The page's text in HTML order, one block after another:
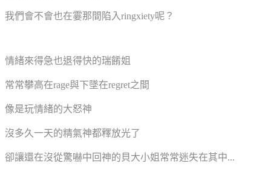
我們會不會也在霎那間陷入ringxiety呢？
情緒來得急也退得快的瑞餚姐
常常攀高在rage與下墜在regret之間
像是玩情緒的大怒神
沒多久一天的精氣神都釋放光了
卻讓還在沒從驚嚇中回神的貝大小姐常常迷失在其中...